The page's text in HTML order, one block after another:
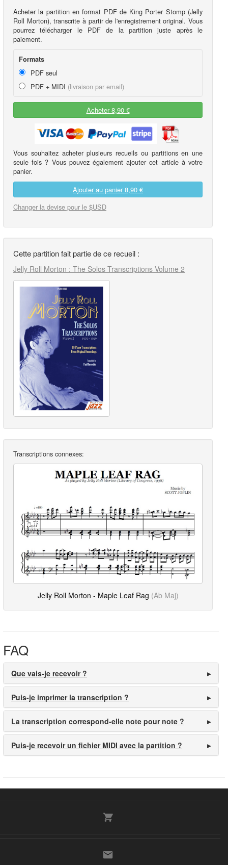
Acheter la partition en format PDF de King Porter Stomp (Jelly
Roll Morton), transcrite à partir de l'enregistrement original. Vous
pourrez télécharger le PDF de la partition juste après le
paiement.
Formats
PDF seul
PDF + MIDI (livraison par email)
Acheter 8,90 €
Vous souhaitez acheter plusieurs recueils ou partitions en une
seule fois ? Vous pouvez également ajouter cet article à votre
panier.
Ajouter au panier8,90 €
Changer la devise pour le $USD
Cette partition fait partie de ce recueil :
Jelly Roll Morton : The Solos Transcriptions Volume 2
Transcriptions connexes:
Jelly Roll Morton - Maple Leaf Rag (Ab Maj)
FAQ
Que vais-je recevoir ?
Puis-je imprimer la transcription ?
La transcription correspond-elle note pour note ?
Puis-je recevoir un fichier MIDI avec la partition ?